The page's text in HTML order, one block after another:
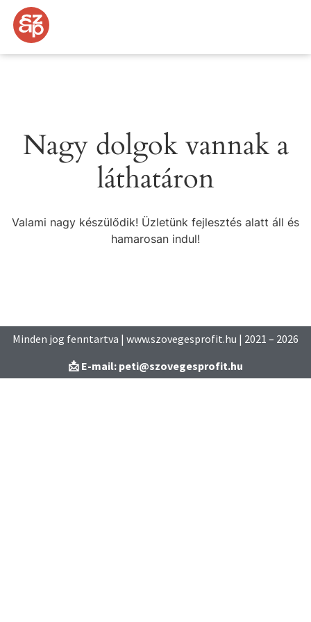
Nagy dolgok vannak a
láthatáron
Valami nagy készülődik! Üzletünk fejlesztés alatt áll és
hamarosan indul!
Minden jog fenntartva | www.szovegesprofit.hu | 2021 – 2026
📩 E-mail: peti@szovegesprofit.hu